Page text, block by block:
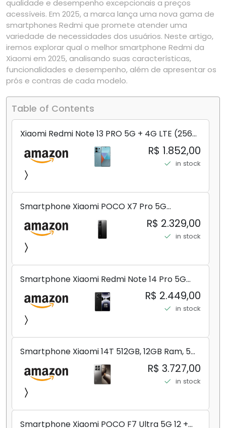
qualidade e desempenho excepcionais a preços
acessíveis. Em 2025, a marca lança uma nova gama de
smartphones Redmi que promete atender uma
variedade de necessidades dos usuários. Neste artigo,
iremos explorar qual o melhor smartphone Redmi da
Xiaomi em 2025, analisando suas características,
funcionalidades e desempenho, além de apresentar os
prós e contras de cada modelo.
Table of Contents
Xiaomi Redmi Note 13 PRO 5G + 4G LTE (256
GB + 8 GB) 200 MP Triplo (Mobile Mint Tello
e) + (Pacote de carregador duplo de carro
rápido) (Ocean Teal (ROM))
R$ 1.852,00
in stock
Smartphone Xiaomi POCO X7 Pro 5G
8+256GB/12+256GB/12+512GB
R$ 2.329,00
in stock
Smartphone Xiaomi Redmi Note 14 Pro 5G
Midnight Black (Preto) 12GB RAM 512GB ROM
NFC [ 24090RA29G ]
R$ 2.449,00
in stock
Smartphone Xiaomi 14T 512GB, 12GB Ram, 5G,
Leica, Cinza - no Brasil
R$ 3.727,00
in stock
Smartphone Xiaomi POCO F7 Ultra 5G 12 +